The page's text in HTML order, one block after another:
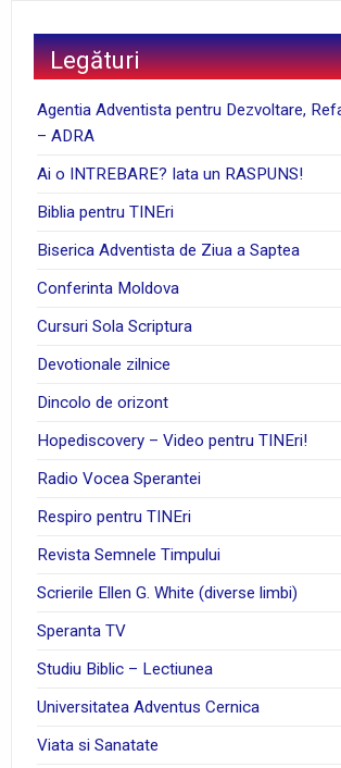
Legături
Agentia Adventista pentru Dezvoltare,
– ADRA
Ai o INTREBARE? Iata un RASPUNS!
Biblia pentru TINEri
Biserica Adventista de Ziua a Saptea
Conferinta Moldova
Cursuri Sola Scriptura
Devotionale zilnice
Dincolo de orizont
Hopediscovery – Video pentru TINEri!
Radio Vocea Sperantei
Respiro pentru TINEri
Revista Semnele Timpului
Scrierile Ellen G. White (diverse limbi)
Speranta TV
Studiu Biblic – Lectiunea
Universitatea Adventus Cernica
Viata si Sanatate